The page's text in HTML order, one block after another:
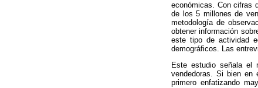
económicas. Con cifras
de los 5 millones de
metodología de
obtener información
este tipo de actividad
demográficos. Las
Este estudio señala el
vendedoras. Si bien en
primero enfatizando